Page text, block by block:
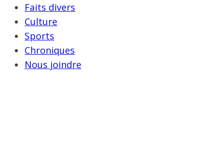
Faits divers
Culture
Sports
Chroniques
Nous joindre